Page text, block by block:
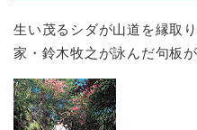
生い茂るシダが山道を縁取
家・鈴木牧之が詠んだ句板